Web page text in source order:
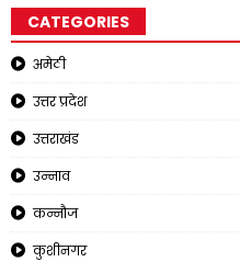
CATEGORIES
अमेठी
उत्तर प्रदेश
उत्तराखंड
उन्नाव
कन्नौज
कुशीनगर